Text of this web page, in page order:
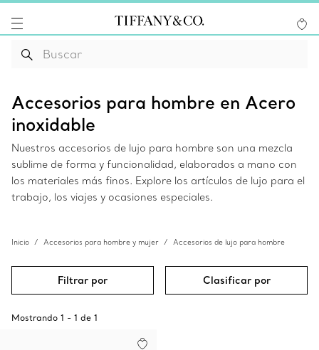
Accesorios para hombre en Acero
inoxidable
Nuestros accesorios de lujo para hombre son una mezcla
sublime de forma y funcionalidad, elaborados a mano con
los materiales más finos. Explore los artículos de lujo para el
trabajo, los viajes y ocasiones especiales.
Inicio Accesorios para hombre y mujer Accesorios de lujo para hombre
Filtrar por Clasificar por
Mostrando 1 - 1 de 1